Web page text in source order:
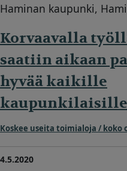
Haminan kaupunki,
Korvaavalla
saatiin aikaan
hyvää kaikille
kaupunkilaisille
Koskee useita toimialoja / koko
4.5.2020